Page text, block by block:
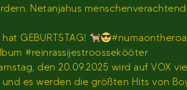
Netanjahus
GEBURTSTAG!
#reinrassijestroossekööter
den 20.09.2025 wird auf VOX
und es werden die größten Hits von